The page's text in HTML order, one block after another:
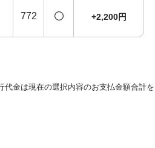
772 +2,200円
金は現在の選択内容のお支払金額合計を